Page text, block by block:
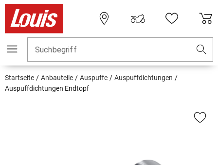
Suchbegriff
Startseite Anbauteile Auspuffe
Auspuffdichtungen
Auspuffdichtungen Endtopf